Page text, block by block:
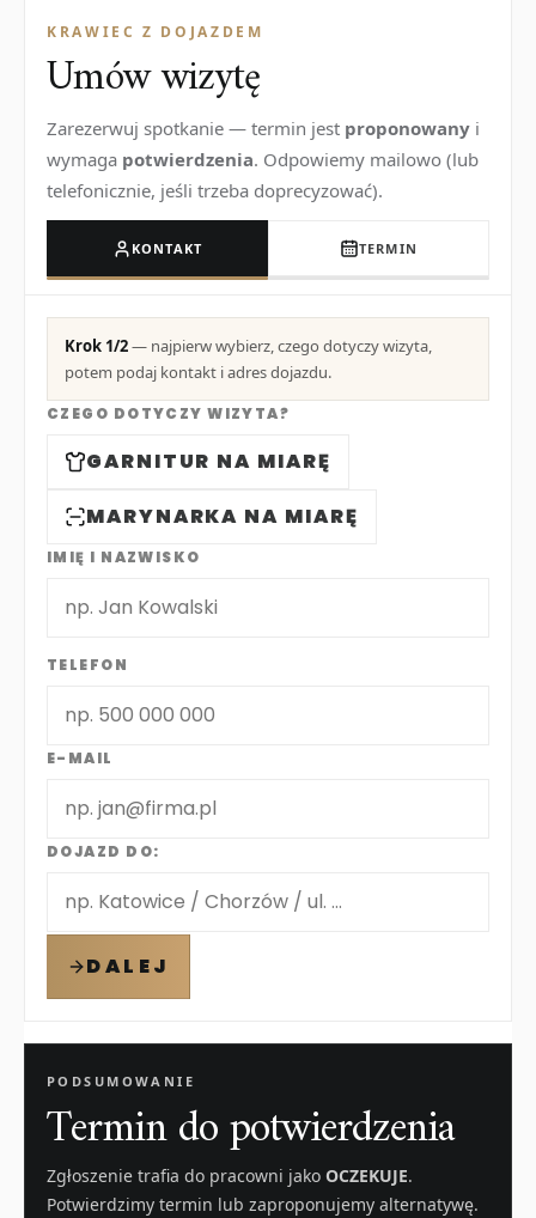
KRAWIEC Z DOJAZDEM
Umów wizytę
Zarezerwuj spotkanie — termin jest proponowany i
wymaga potwierdzenia. Odpowiemy mailowo (lub
telefonicznie, jeśli trzeba doprecyzować).
KONTAKT TERMIN
Krok 1/2— najpierw wybierz, czego dotyczy wizyta,
potem podaj kontakt i adres dojazdu.
CZEGO DOTYCZY WIZYTA?
GARNITUR NA MIARĘ
MARYNARKA NA MIARĘ
IMIĘ I NAZWISKO
TELEFON
E-MAIL
DOJAZD DO:
DALEJ
PODSUMOWANIE
Termin do potwierdzenia
Zgłoszenie trafia do pracowni jako OCZEKUJE.
Potwierdzimy termin lub zaproponujemy alternatywę.